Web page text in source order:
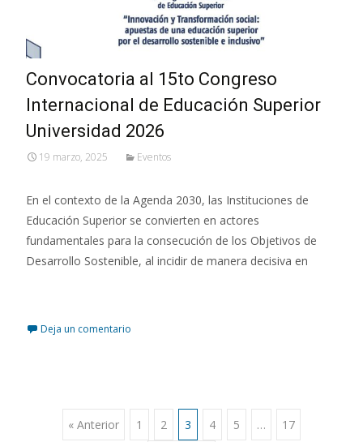
Convocatoria al 15to Congreso
Internacional de Educación Superior
Universidad 2026
19 marzo, 2025 Eventos
En el contexto de la Agenda 2030, las Instituciones de
Educación Superior se convierten en actores
fundamentales para la consecución de los Objetivos de
Desarrollo Sostenible, al incidir de manera decisiva en
Deja un comentario
« Anterior 1 2 3 4 5 … 17